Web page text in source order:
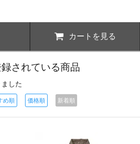
カートを見る
録されている商品
した
め順 価格順 新着順